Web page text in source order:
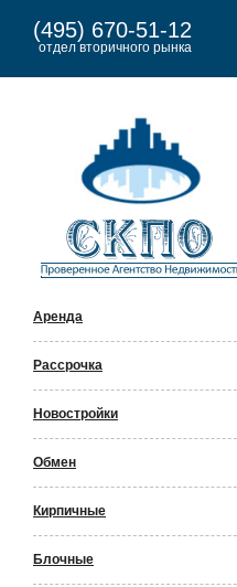
(495) 670-51-12
отдел вторичного рынка
Аренда
Рассрочка
Новостройки
Обмен
Кирпичные
Блочные